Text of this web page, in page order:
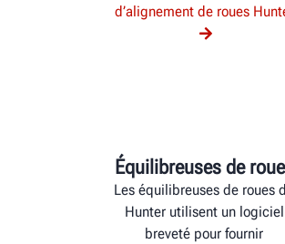
d’alignement de roues
Équilibreuses de
Les équilibreuses de roues
Hunter utilisent un logiciel
breveté pour fournir